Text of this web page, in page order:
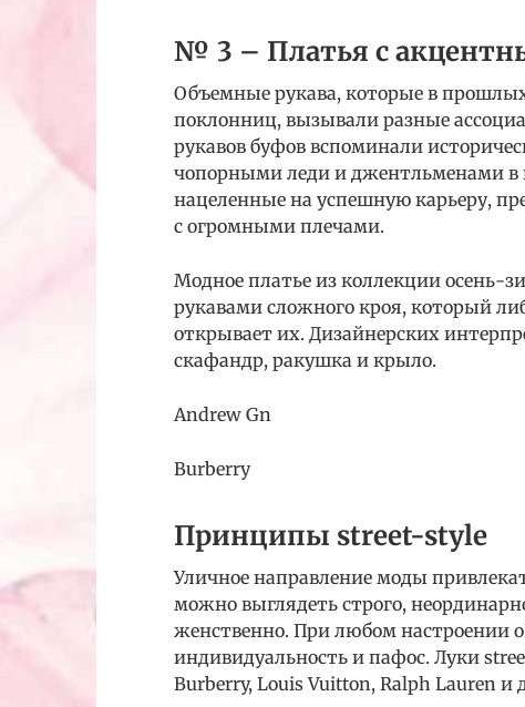
№ 3 – Платья с
Объемные рукава, которые в
поклонниц, вызывали разные
рукавов буфов вспоминали
чопорными леди и джентльменами в
нацеленные на успешную карьеру,
с огромными плечами.
Модное платье из коллекции осень-
рукавами сложного кроя, который
открывает их. Дизайнерских
скафандр, ракушка и крыло.
Andrew Gn
Burberry
Принципы street-style
Уличное направление моды
можно выглядеть строго,
женственно. При любом настроении
индивидуальность и пафос. Луки
Burberry, Louis Vuitton, Ralph Lauren